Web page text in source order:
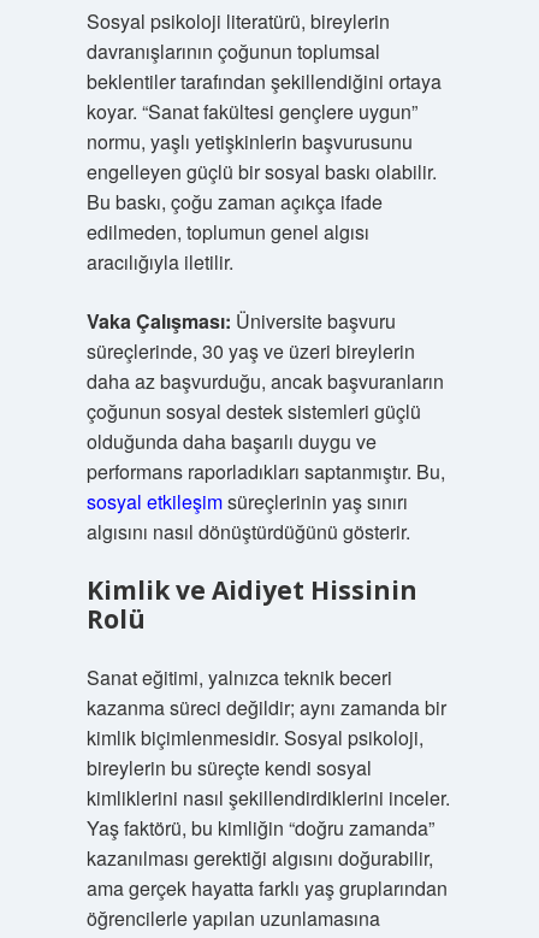
Sosyal psikoloji literatürü, bireylerin
davranışlarının çoğunun toplumsal
beklentiler tarafından şekillendiğini ortaya
koyar. “Sanat fakültesi gençlere uygun”
normu, yaşlı yetişkinlerin başvurusunu
engelleyen güçlü bir sosyal baskı olabilir.
Bu baskı, çoğu zaman açıkça ifade
edilmeden, toplumun genel algısı
aracılığıyla iletilir.
Vaka Çalışması: Üniversite başvuru
süreçlerinde, 30 yaş ve üzeri bireylerin
daha az başvurduğu, ancak başvuranların
çoğunun sosyal destek sistemleri güçlü
olduğunda daha başarılı duygu ve
performans raporladıkları saptanmıştır. Bu,
sosyal etkileşimsüreçlerinin yaş sınırı
algısını nasıl dönüştürdüğünü gösterir.
Kimlik ve Aidiyet Hissinin
Rolü
Sanat eğitimi, yalnızca teknik beceri
kazanma süreci değildir; aynı zamanda bir
kimlik biçimlenmesidir. Sosyal psikoloji,
bireylerin bu süreçte kendi sosyal
kimliklerini nasıl şekillendirdiklerini inceler.
Yaş faktörü, bu kimliğin “doğru zamanda”
kazanılması gerektiği algısını doğurabilir,
ama gerçek hayatta farklı yaş gruplarından
öğrencilerle yapılan uzunlamasına